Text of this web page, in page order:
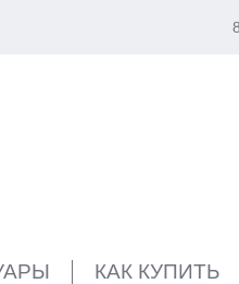
КАК КУПИТЬ